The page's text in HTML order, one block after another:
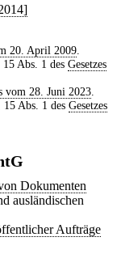
20. April 2009.
Abs. 1 des Gesetzes
vom 28. Juni 2023.
Abs. 1 des Gesetzes
Dokumenten
ausländischen
Aufträge